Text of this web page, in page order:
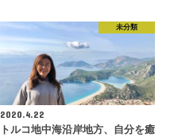
未分類
2020.4.22
トルコ地中海沿岸地方、自分を癒